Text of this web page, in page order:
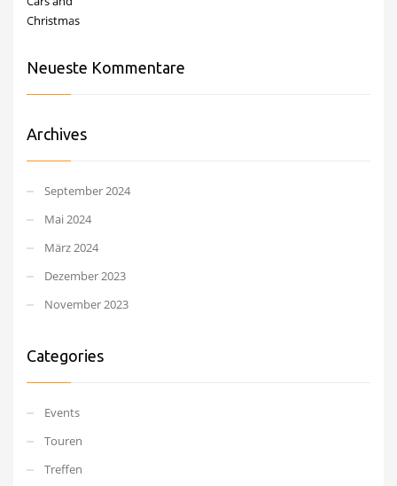
Neueste Kommentare
Archives
September 2024
Mai 2024
März 2024
Dezember 2023
November 2023
Categories
Events
Touren
Treffen